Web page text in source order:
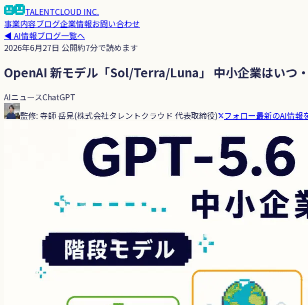
TALENTCLOUD INC.
事業内容ブログ企業情報お問い合わせ
◀ AI情報ブログ一覧へ
2026年6月27日 公開約7分で読めます
OpenAI 新モデル「Sol/Terra/Luna」 中小企業はいつ
AIニュースChatGPT
監修: 寺師 岳見(株式会社タレントクラウド 代表取締役) フォロー最新のAI情報